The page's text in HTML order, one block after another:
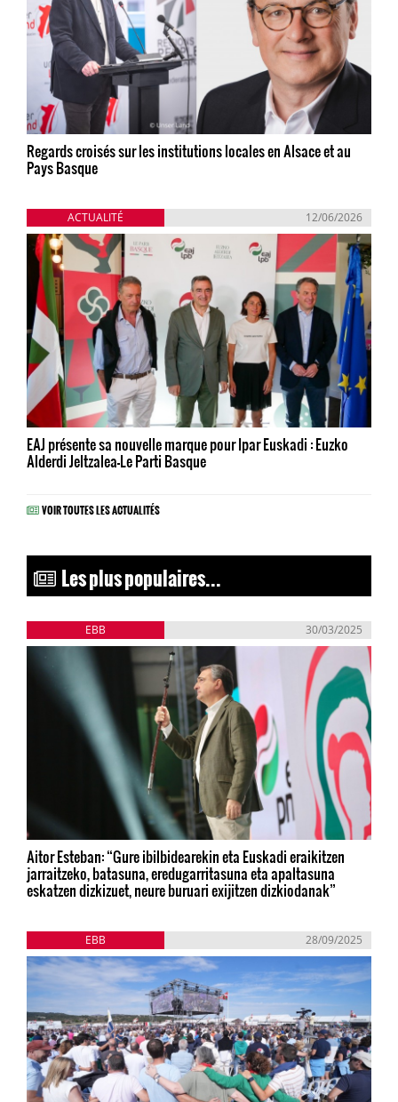
Regards croisés sur les institutions locales en Alsace et au
Pays Basque
ACTUALITÉ 12/06/2026
EAJ présente sa nouvelle marque pour Ipar Euskadi : Euzko
Alderdi Jeltzalea-Le Parti Basque
VOIR TOUTES LES ACTUALITÉS
Les plus populaires...
EBB 30/03/2025
Aitor Esteban: “Gure ibilbidearekin eta Euskadi eraikitzen
jarraitzeko, batasuna, eredugarritasuna eta apaltasuna
eskatzen dizkizuet, neure buruari exijitzen dizkiodanak”
EBB 28/09/2025